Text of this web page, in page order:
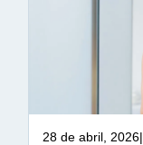
28 de abril, 2026|